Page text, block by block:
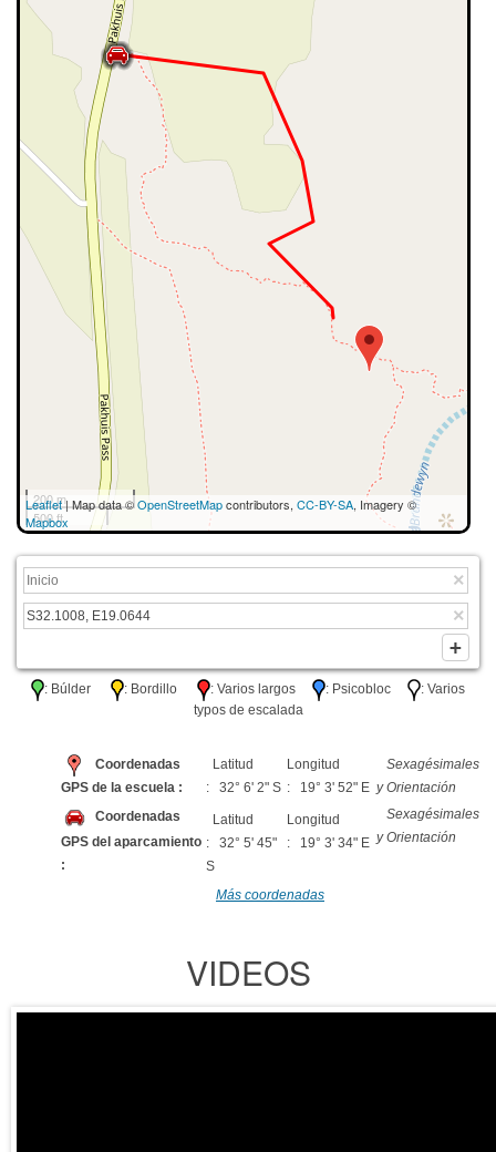
200 m
500 ft
Leaflet| Map data ©OpenStreetMapcontributors, CC-BY-SA, Imagery ©
Mapbox
: Búlder : Bordillo : Varios largos : Psicobloc
: Varios
typos de escalada
Coordenadas
GPS de la escuela :
Latitud
: 32° 6' 2" S
Longitud
: 19° 3' 52" E
Sexagésimales
y Orientación
Coordenadas
GPS del aparcamiento
:
Latitud
: 32° 5' 45"
S
Longitud
: 19° 3' 34" E
Sexagésimales
y Orientación
Más coordenadas
VIDEOS